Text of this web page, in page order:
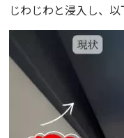
じわじわと浸入し、以